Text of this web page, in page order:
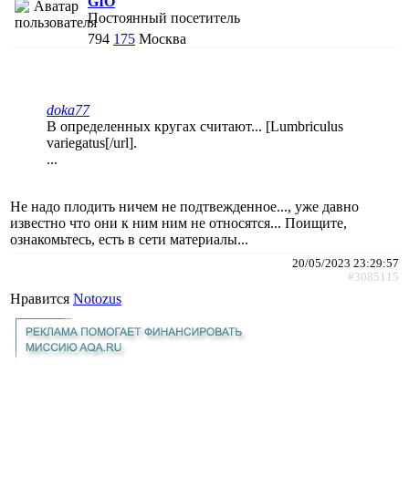
Постоянный посетитель
794 175 Москва
doka77
В определенных кругах считают... [Lumbriculus
variegatus[/url].
...
Не надо плодить ничем не подтвежденное..., уже давно
известно что они к ним ним не относятся... Поищите,
ознакомьтесь, есть в сети материалы...
20/05/2023 23:29:57
#3085115
Нравится Notozus